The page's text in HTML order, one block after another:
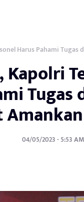
Harus Pahami Tugas
Kapolri
04/05/2023 - 5:53